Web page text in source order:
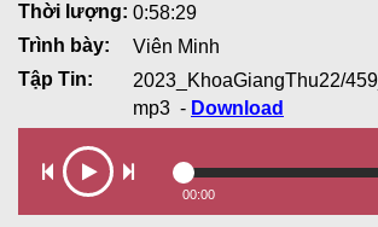
Thời lượng: 0:58:29
Trình bày:
Viên Minh
Tập Tin:
2023_KhoaGiangThu22/
mp3 - Download
00:00